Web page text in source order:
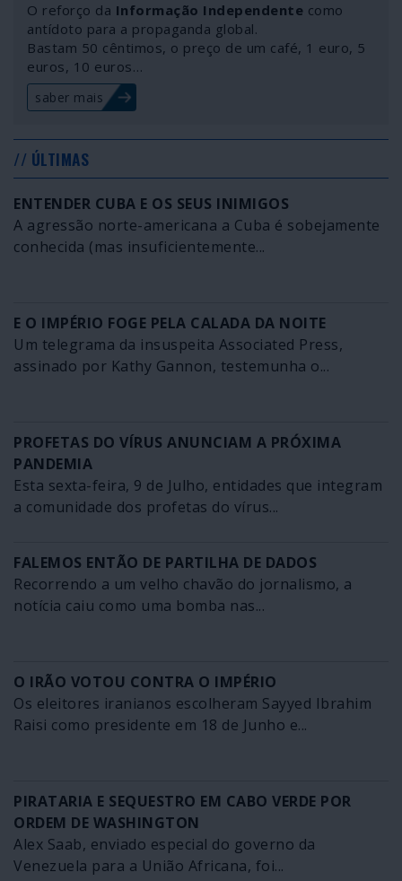
O reforço da Informação Independente como
antídoto para a propaganda global.
Bastam 50 cêntimos, o preço de um café, 1 euro, 5
euros, 10 euros…
saber mais
// ÚLTIMAS
ENTENDER CUBA E OS SEUS INIMIGOS
A agressão norte-americana a Cuba é sobejamente
conhecida (mas insuficientemente...
E O IMPÉRIO FOGE PELA CALADA DA NOITE
Um telegrama da insuspeita Associated Press,
assinado por Kathy Gannon, testemunha o...
PROFETAS DO VÍRUS ANUNCIAM A PRÓXIMA
PANDEMIA
Esta sexta-feira, 9 de Julho, entidades que integram
a comunidade dos profetas do vírus...
FALEMOS ENTÃO DE PARTILHA DE DADOS
Recorrendo a um velho chavão do jornalismo, a
notícia caiu como uma bomba nas...
O IRÃO VOTOU CONTRA O IMPÉRIO
Os eleitores iranianos escolheram Sayyed Ibrahim
Raisi como presidente em 18 de Junho e...
PIRATARIA E SEQUESTRO EM CABO VERDE POR
ORDEM DE WASHINGTON
Alex Saab, enviado especial do governo da
Venezuela para a União Africana, foi...